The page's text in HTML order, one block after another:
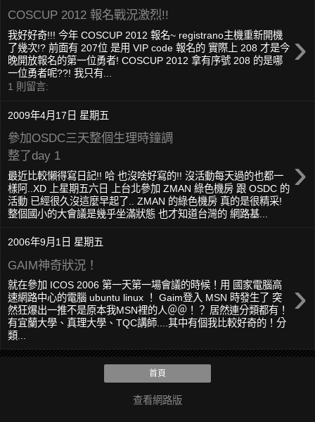
COSCUP 2012 報名戰況激烈!!
›
我好好奇!!! 今年 COSCUP 2012 報名~ registrano主機重新開機
了幾次!? 前面有 207位 是用 VIP code 報名的 實際上 208 才是今
晚開放報名的第一位勇者! COSCUP 2012 拿有序號 208 的是哪
一位勇者呢??! 我只有...
1 則留言:
2009年4月17日 星期五
參加OSDC三天整個生理時鐘調
整了day 1
›
最近比較懶得寫日記!! 哈 也沒啥好寫的!! 沒活動每天過的也都一
樣阿..XD 上星期五六日 上台北參加 ZMAN 綠色機房 跟 OSDC 的
活動 已經很久沒這麼早起了.. ZMAN 的綠色機房 真的是很精采!
整個國小的大會議是幾乎坐滿狀態 也才知道台灣的 網路基...
2006年9月1日 星期五
GAIM神奇狀況！
›
就在參加 ICOS 2006 第一天第一場會議的時候！用 國家電腦高
速網路中心的電腦 ubuntu linux ！ Gaim登入 MSN 時發生了 突
然狂爆出一推不是原本我MSN裡的人＠＠！？ 居然連分類都有！
有宜蘭大學、真理大學、TQC講師....其中有個我比較好奇的！分
類...
首頁
查看網路版